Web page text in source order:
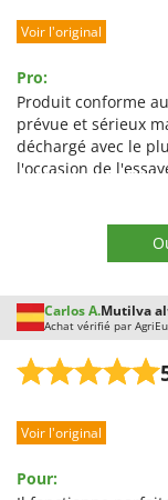
U
Udor
V
Verdemax
Vesco
Waldner
Weber
WIDU
Wiper
Wolf Garten
Wortex
Prestations
Qualité / Prix
Facilité de montage
Emballage
Voir l'original
Pro:
Produit conforme
prévue et sérieux
déchargé avec le
l'occasion de
Carlos A.Mutilva
Achat vérifié par
Voir l'original
Pour: